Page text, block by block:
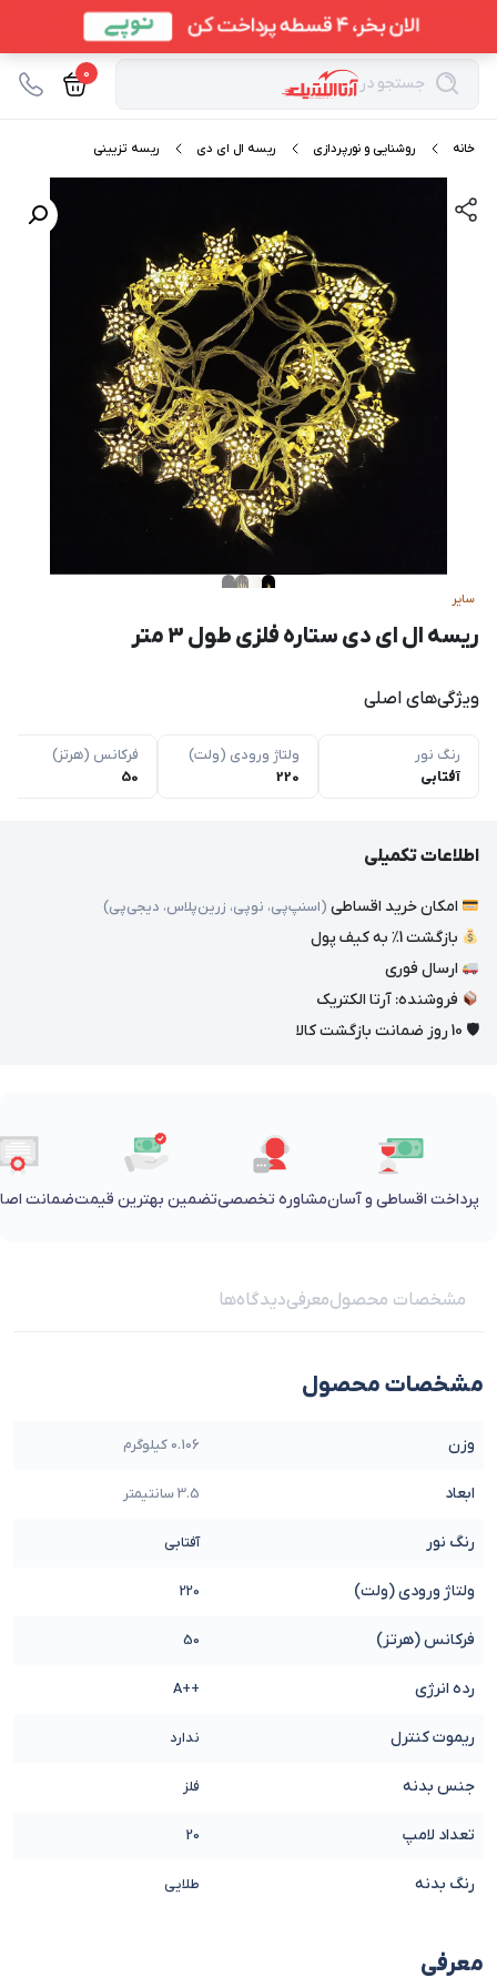
جستجو در 0
خانه روشنایی و نورپردازی ریسه ال ای دی ریسه تزیینی
سایر
ریسه ال ای دی ستاره فلزی طول 3 متر
ویژگی‌های اصلی
رنگ نور
آفتابی
ولتاژ ورودی (ولت)
220
فرکانس (هرتز)
50
اطلاعات تکمیلی
امکان خرید اقساطی (اسنپ‌پی، نوپی، زرین‌پلاس، دیجی‌پی)
بازگشت 1٪ به کیف پول
ارسال فوری
فروشنده: آرتا الکتریک
🛡 10 روز ضمانت بازگشت کالا
پرداخت اقساطی و آسانمشاوره تخصصیتضمین بهترین قیمتضمانت
مشخصات محصولمعرفیدیدگاه‌ها
مشخصات محصول
وزن 0.106 کیلوگرم
ابعاد 3.5 سانتیمتر
رنگ نور آفتابی
ولتاژ ورودی (ولت) 220
فرکانس (هرتز) 50
رده انرژی ++A
ریموت کنترل ندارد
جنس بدنه فلز
تعداد لامپ 20
رنگ بدنه طلایی
معرفی